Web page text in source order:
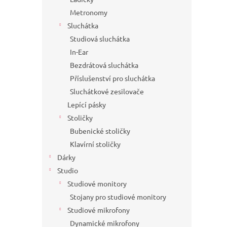
Metronomy
Sluchátka
Studiová sluchátka
In-Ear
Bezdrátová sluchátka
Příslušenství pro sluchátka
Sluchátkové zesilovače
Lepící pásky
Stoličky
Bubenické stoličky
Klavírní stoličky
Dárky
Studio
Studiové monitory
Stojany pro studiové monitory
Studiové mikrofony
Dynamické mikrofony